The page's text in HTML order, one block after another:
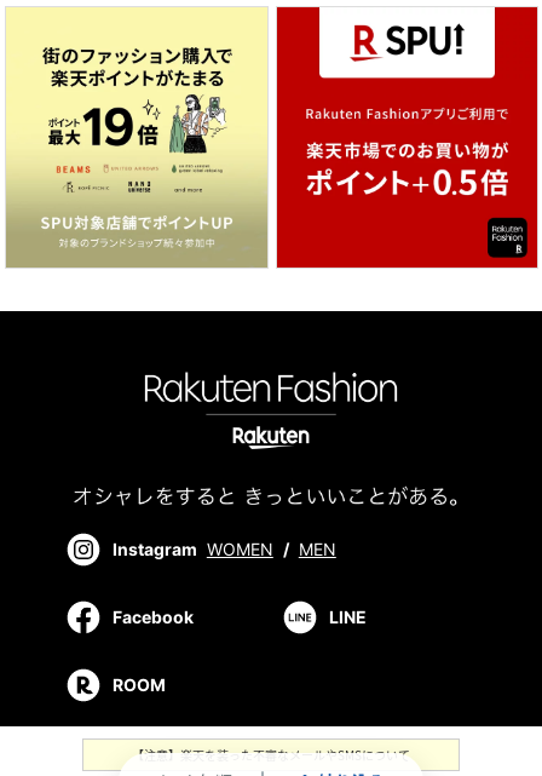
Instagram WOMEN / MEN
Facebook LINE
ROOM
【注意】楽天を装った不審なメールやSMSについて